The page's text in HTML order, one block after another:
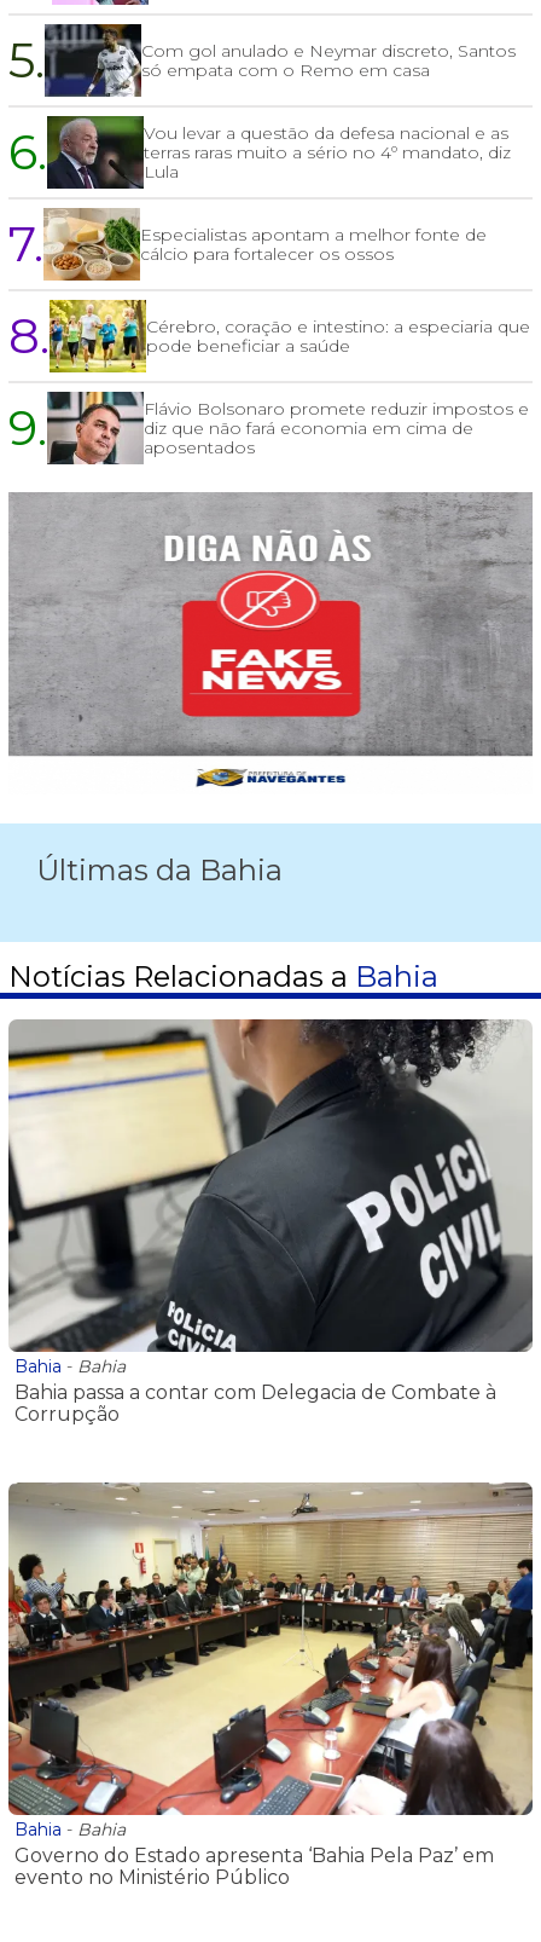
5.
Com gol anulado e Neymar discreto, Santos
só empata com o Remo em casa
6.
Vou levar a questão da defesa nacional e as
terras raras muito a sério no 4º mandato, diz
Lula
7.
Especialistas apontam a melhor fonte de
cálcio para fortalecer os ossos
8.
Cérebro, coração e intestino: a especiaria que
pode beneficiar a saúde
9.
Flávio Bolsonaro promete reduzir impostos e
diz que não fará economia em cima de
aposentados
Últimas da Bahia
Notícias Relacionadas a Bahia
Bahia - Bahia
Bahia passa a contar com Delegacia de Combate à
Corrupção
Bahia - Bahia
Governo do Estado apresenta ‘Bahia Pela Paz’ em
evento no Ministério Público